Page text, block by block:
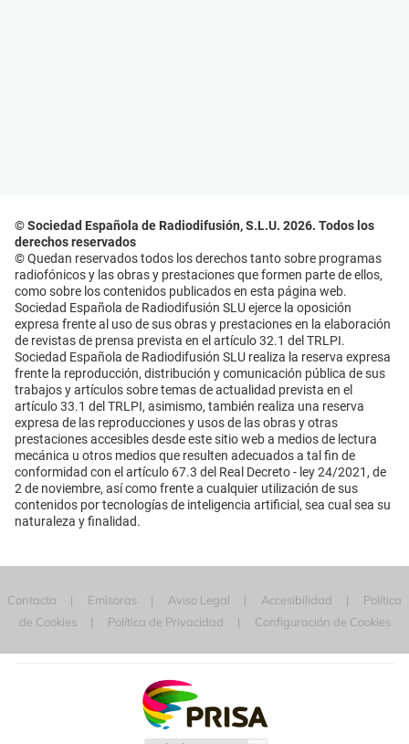
© Sociedad Española de Radiodifusión, S.L.U. 2026. Todos los
derechos reservados
© Quedan reservados todos los derechos tanto sobre programas
radiofónicos y las obras y prestaciones que formen parte de ellos,
como sobre los contenidos publicados en esta página web.
Sociedad Española de Radiodifusión SLU ejerce la oposición
expresa frente al uso de sus obras y prestaciones en la elaboración
de revistas de prensa prevista en el artículo 32.1 del TRLPI.
Sociedad Española de Radiodifusión SLU realiza la reserva expresa
frente la reproducción, distribución y comunicación pública de sus
trabajos y artículos sobre temas de actualidad prevista en el
artículo 33.1 del TRLPI, asimismo, también realiza una reserva
expresa de las reproducciones y usos de las obras y otras
prestaciones accesibles desde este sitio web a medios de lectura
mecánica u otros medios que resulten adecuados a tal fin de
conformidad con el artículo 67.3 del Real Decreto - ley 24/2021, de
2 de noviembre, así como frente a cualquier utilización de sus
contenidos por tecnologías de inteligencia artificial, sea cual sea su
naturaleza y finalidad.
Contacta Emisoras Aviso Legal Accesibilidad
Política
de Cookies
Política de Privacidad Configuración de Cookies